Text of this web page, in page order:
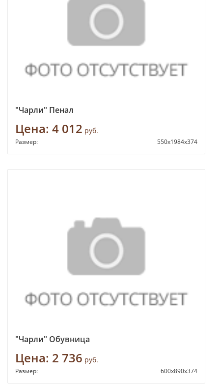
"Чарли" Пенал
Цена: 4 012 руб.
Размер: 550х1984х374
"Чарли" Обувница
Цена: 2 736 руб.
Размер: 600х890х374